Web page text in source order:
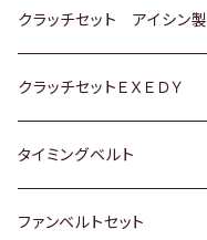
スバル
スバル
ダイハツ
マツダ
三菱
スバル
ＷＡＧＥＮ
アストロ（シボレー）
クライスラー
ＶＯＬＶＯ
スズキ
日産
ダイハツ
マツダ
ダイハツ
日産
ホンダ
マツダ
トヨタ
クラッチセット アイシン製
ホンダ
スズキ
ダイハツ
クラッチセットＥＸＥＤＹ
ホンダ
スズキ
タイミングベルト
トヨタ
ファンベルトセット